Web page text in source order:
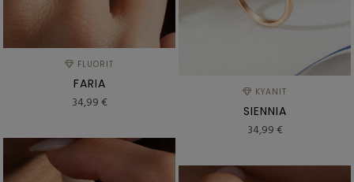
FLUORIT
FARIA
34,99 €
KYANIT
SIENNIA
34,99 €